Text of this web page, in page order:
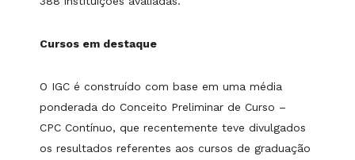
Cursos em destaque
O IGC é construído com base em uma média
ponderada do Conceito Preliminar de Curso –
CPC Contínuo, que recentemente teve divulgados
os resultados referentes aos cursos de graduação